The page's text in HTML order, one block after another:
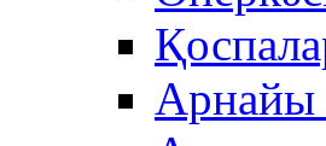
Арнайы